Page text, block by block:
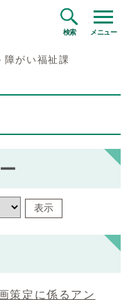
検索 メニュー
障がい福祉課
表示
策定に係るアン